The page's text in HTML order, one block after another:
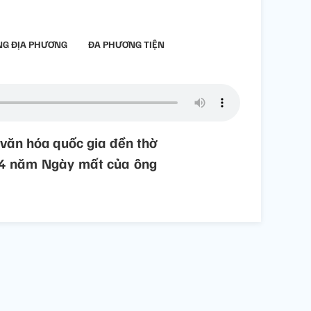
ĐỊA PHƯƠNG ĐA PHƯƠNG TIỆN
hóa quốc gia đền thờ
năm Ngày mất của ông